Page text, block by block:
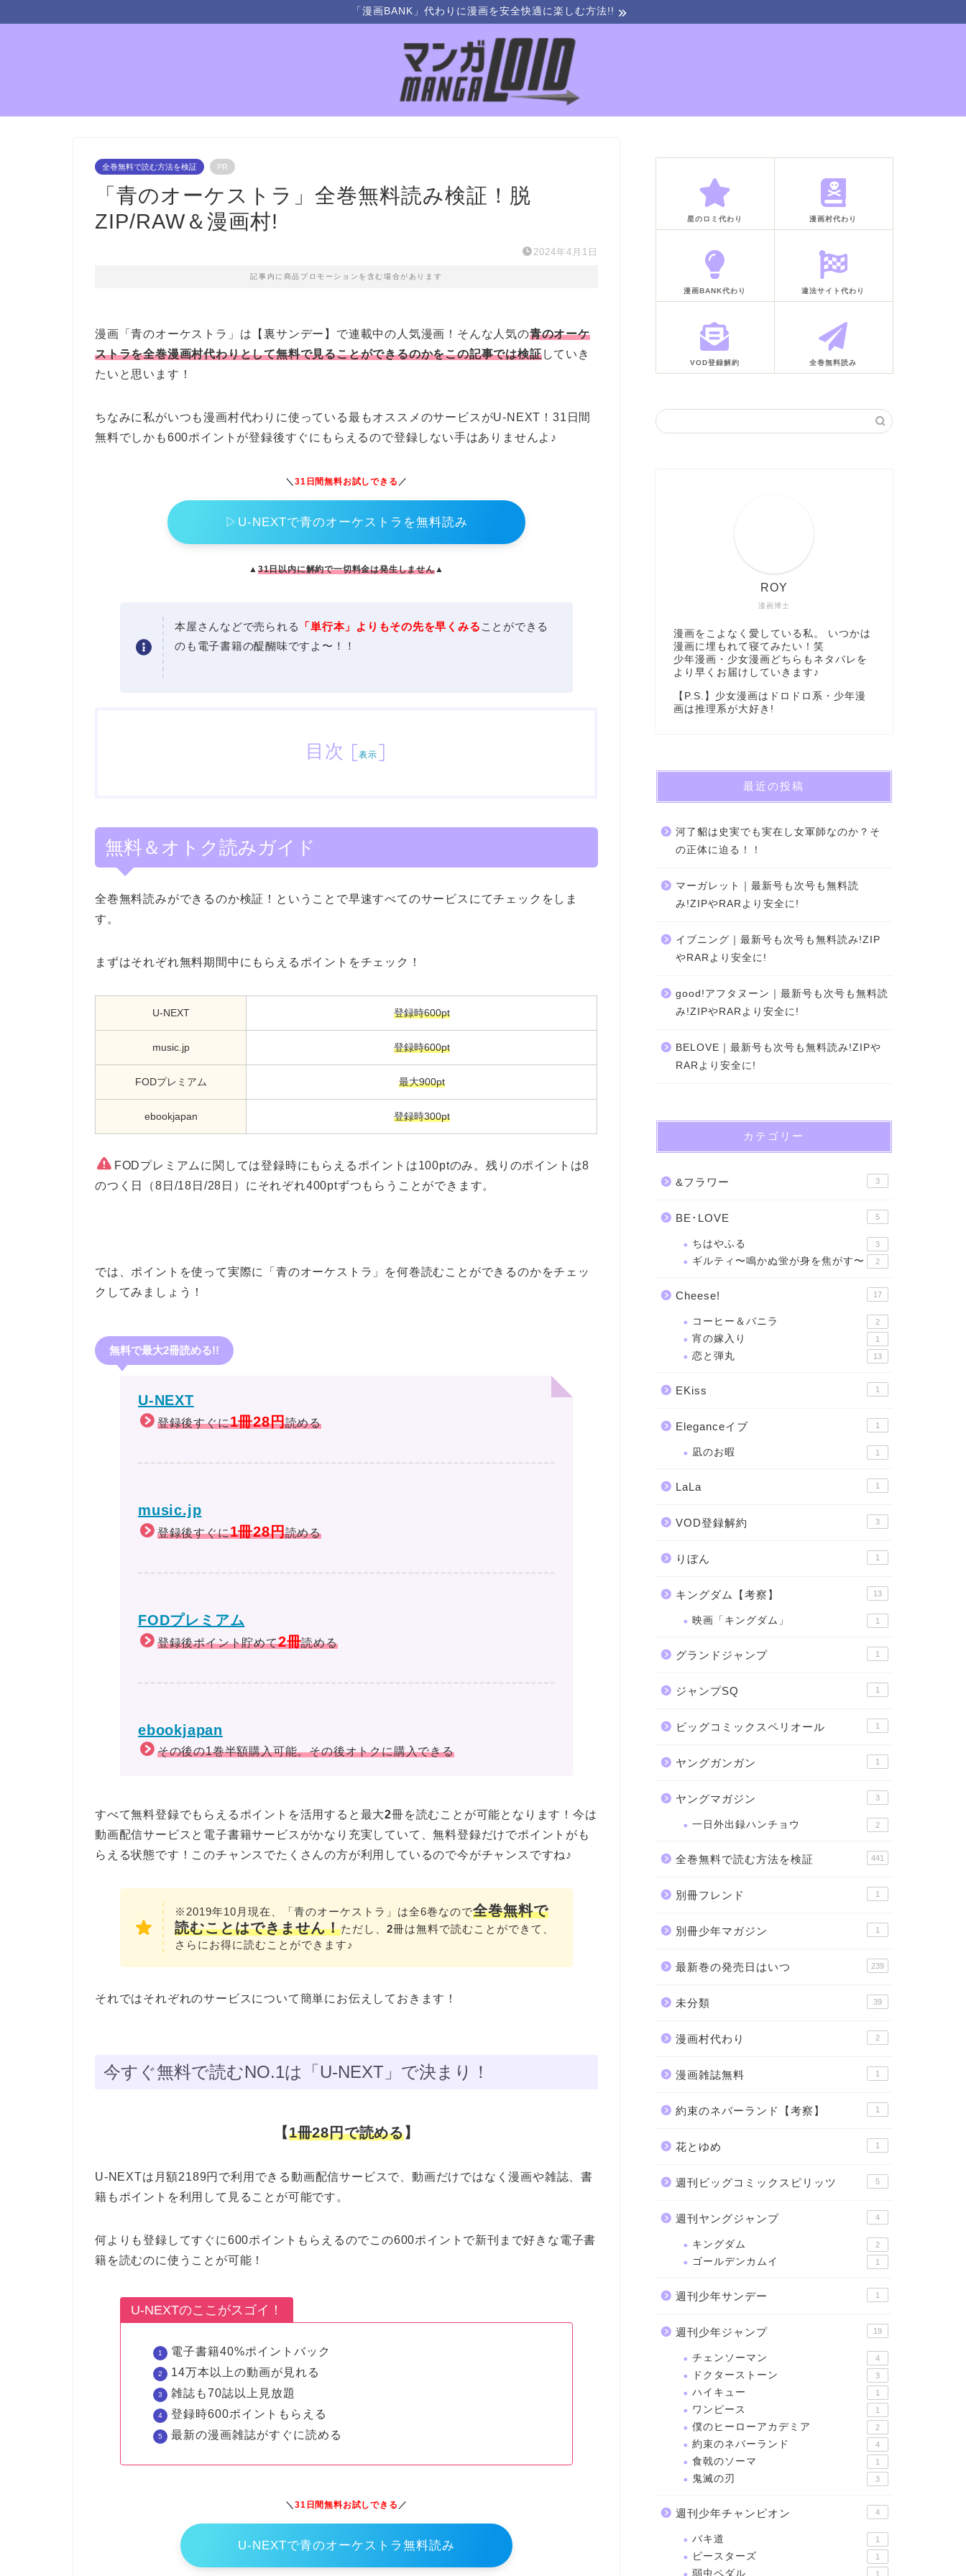
「漫画BANK」代わりに漫画を安全快適に楽しむ方法!!
全巻無料で読む方法を検証 PR
「青のオーケストラ」全巻無料読み検証！脱
ZIP/RAW＆漫画村!
2024年4月1日
記事内に商品プロモーションを含む場合があります
漫画「青のオーケストラ」は【裏サンデー】で連載中の人気漫画！そんな人気の青のオーケ
ストラを全巻漫画村代わりとして無料で見ることができるのかをこの記事では検証していき
たいと思います！
ちなみに私がいつも漫画村代わりに使っている最もオススメのサービスがU-NEXT！31日間
無料でしかも600ポイントが登録後すぐにもらえるので登録しない手はありませんよ♪
＼31日間無料お試しできる ／
▷U-NEXTで青のオーケストラを無料読み
▲ 31日以内に解約で一切料金は発生しません▲
本屋さんなどで売られる 「単行本」よりもその先を早くみる ことができる
のも電子書籍の醍醐味ですよ〜！！
目次 [表示 ]
無料＆オトク読みガイド
全巻無料読みができるのか検証！ということで早速すべてのサービスにてチェックをしま
す。
まずはそれぞれ無料期間中にもらえるポイントをチェック！
U-NEXT 登録時600pt
music.jp 登録時600pt
FODプレミアム 最大900pt
ebookjapan 登録時300pt
FODプレミアムに関しては登録時にもらえるポイントは100ptのみ。残りのポイントは8
のつく日（8日/18日/28日）にそれぞれ400ptずつもらうことができます。
では、ポイントを使って実際に「青のオーケストラ」を何巻読むことができるのかをチェッ
クしてみましょう！
無料で最大2冊読める!!
U-NEXT
登録後すぐに1冊28円読める
music.jp
登録後すぐに1冊28円読める
FODプレミアム
登録後ポイント貯めて2冊読める
ebookjapan
その後の1巻半額購入可能。その後オトクに購入できる
すべて無料登録でもらえるポイントを活用すると最大2冊を読むことが可能となります！今は
動画配信サービスと電子書籍サービスがかなり充実していて、無料登録だけでポイントがも
らえる状態です！このチャンスでたくさんの方が利用しているので今がチャンスですね♪
※2019年10月現在、「青のオーケストラ」は全6巻なので全巻無料で
読むことはできません！ただし、 2冊は無料で読むことができて、
さらにお得に読むことができます♪
それではそれぞれのサービスについて簡単にお伝えしておきます！
今すぐ無料で読むNO.1は「U-NEXT」で決まり！
【1冊28円で読める】
U-NEXTは月額2189円で利用できる動画配信サービスで、動画だけではなく漫画や雑誌、書
籍もポイントを利用して見ることが可能です。
何よりも登録してすぐに600ポイントもらえるのでこの600ポイントで新刊まで好きな電子書
籍を読むのに使うことが可能！
U-NEXTのここがスゴイ！
電子書籍40%ポイントバック
14万本以上の動画が見れる
雑誌も70誌以上見放題
登録時600ポイントもらえる
最新の漫画雑誌がすぐに読める
＼31日間無料お試しできる ／
U-NEXTで青のオーケストラ無料読み
星のロミ代わり 漫画村代わり
漫画BANK代わり 違法サイト代わり
VOD登録解約 全巻無料読み
漫画博士
ROY
漫画をこよなく愛している私。 いつかは
漫画に埋もれて寝てみたい！笑
少年漫画・少女漫画どちらもネタバレを
より早くお届けしていきます♪
【P.S.】少女漫画はドロドロ系・少年漫
画は推理系が大好き!
最近の投稿
河了貂は史実でも実在し女軍師なのか？そ
の正体に迫る！！
マーガレット｜最新号も次号も無料読
み!ZIPやRARより安全に!
イブニング｜最新号も次号も無料読み!ZIP
やRARより安全に!
good!アフタヌーン｜最新号も次号も無料読
み!ZIPやRARより安全に!
BELOVE｜最新号も次号も無料読み!ZIPや
RARより安全に!
カテゴリー
&フラワー 3
BE･LOVE 5
ちはやふる 3
ギルティ〜鳴かぬ蛍が身を焦がす〜 2
Cheese! 17
コーヒー＆バニラ 2
宵の嫁入り 1
恋と弾丸 13
EKiss 1
Eleganceイブ 1
凪のお暇 1
LaLa 1
VOD登録解約 3
りぼん 1
キングダム【考察】 13
映画「キングダム」 1
グランドジャンプ 1
ジャンプSQ 1
ビッグコミックスペリオール 1
ヤングガンガン 1
ヤングマガジン 3
一日外出録ハンチョウ 2
全巻無料で読む方法を検証 441
別冊フレンド 1
別冊少年マガジン 1
最新巻の発売日はいつ 239
未分類 39
漫画村代わり 2
漫画雑誌無料 1
約束のネバーランド【考察】 1
花とゆめ 1
週刊ビッグコミックスピリッツ 5
週刊ヤングジャンプ 4
キングダム 2
ゴールデンカムイ 1
週刊少年サンデー 1
週刊少年ジャンプ 19
チェンソーマン 4
ドクターストーン 3
ハイキュー 1
ワンピース 1
僕のヒーローアカデミア 2
約束のネバーランド 4
食戟のソーマ 1
鬼滅の刃 3
週刊少年チャンピオン 4
バキ道 1
ビースターズ 1
弱虫ペダル 1